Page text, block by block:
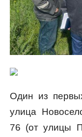
Один из
улица
76 (от улицы